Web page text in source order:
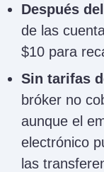
Después
de las
$10 para
Sin tarifas
bróker no
aunque el
electrónico
las